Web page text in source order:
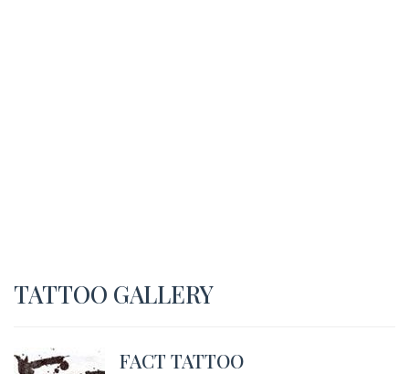
TATTOO GALLERY
FACT TATTOO